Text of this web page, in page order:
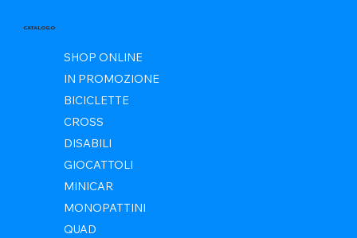
CATALOGO
SHOP ONLINE
IN PROMOZIONE
BICICLETTE
CROSS
DISABILI
GIOCATTOLI
MINICAR
MONOPATTINI
QUAD